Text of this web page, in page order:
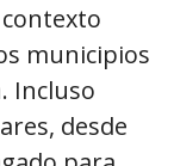
municipios
Incluso
desde